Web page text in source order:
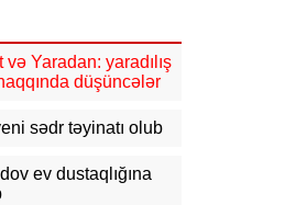
ilə bağlı
Neymarı
Qəzzanın HƏMAS-
Yaradan: yaradılış
düşüncələr
sədr təyinatı olub
ev dustaqlığına